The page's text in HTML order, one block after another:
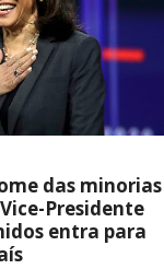
das
Presidente
entra para